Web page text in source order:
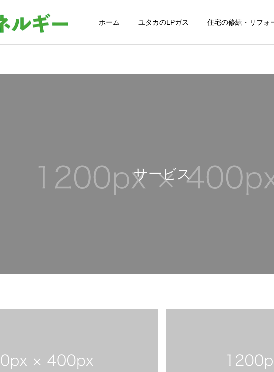
ホーム ユタカのLPガス 住宅の修繕・リフォ
サービス